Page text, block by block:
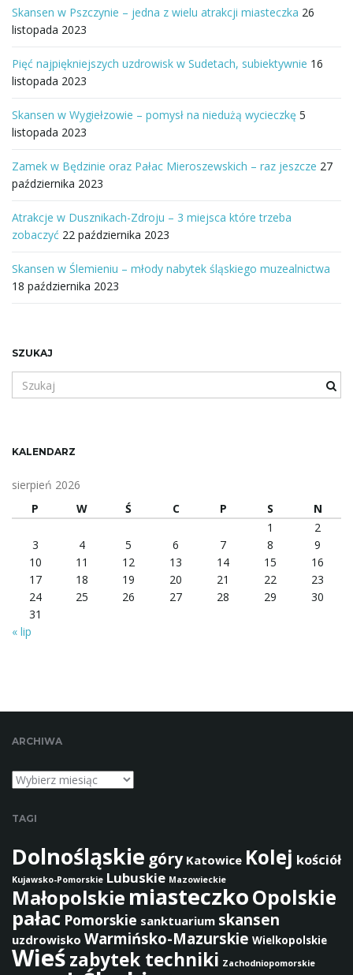
Skansen w Pszczynie – jedna z wielu atrakcji miasteczka 26
listopada 2023
Pięć najpiękniejszych uzdrowisk w Sudetach, subiektywnie 16
listopada 2023
Skansen w Wygiełzowie – pomysł na niedużą wycieczkę 5
listopada 2023
Zamek w Będzinie oraz Pałac Mieroszewskich – raz jeszcze 27
października 2023
Atrakcje w Dusznikach-Zdroju – 3 miejsca które trzeba
zobaczyć 22 października 2023
Skansen w Ślemieniu – młody nabytek śląskiego muzealnictwa
18 października 2023
SZUKAJ
z
a
e
ł
f
a
KALENDARZ
sierpień 2026
P
W Ś C P S
N
1
2
3
4 5 6 7 8
9
10
11 12 13 14 15
16
17
18 19 20 21 22
23
24
25 26 27 28 29
30
31
« lip
ARCHIWA
Archiwa
TAGI
Dolnośląskie góry Katowice Kolej kościół
Kujawsko-Pomorskie Lubuskie Mazowieckie
Małopolskie miasteczkoOpolskie
pałac Pomorskie sanktuarium skansen
uzdrowisko Warmińsko-Mazurskie Wielkopolskie
Wieśzabytek techniki Zachodniopomorskie